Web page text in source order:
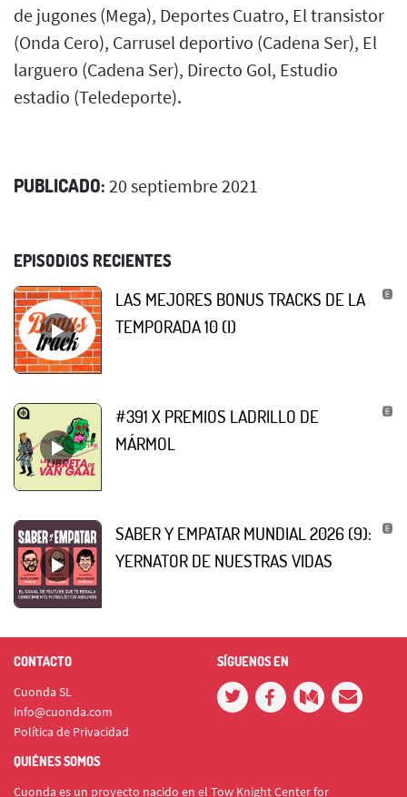
de jugones (Mega), Deportes Cuatro, El transistor
(Onda Cero), Carrusel deportivo (Cadena Ser), El
larguero (Cadena Ser), Directo Gol, Estudio
estadio (Teledeporte).
PUBLICADO: 20 septiembre 2021
EPISODIOS RECIENTES
LAS MEJORES BONUS TRACKS DE LA
TEMPORADA 10 (I)
#391 X PREMIOS LADRILLO DE
MÁRMOL
SABER Y EMPATAR MUNDIAL 2026 (9):
YERNATOR DE NUESTRAS VIDAS
CONTACTO
Cuonda SL
info@cuonda.com
Política de Privacidad
SÍGUENOS EN
QUIÉNES SOMOS
Cuonda es un proyecto nacido en el Tow Knight Center for